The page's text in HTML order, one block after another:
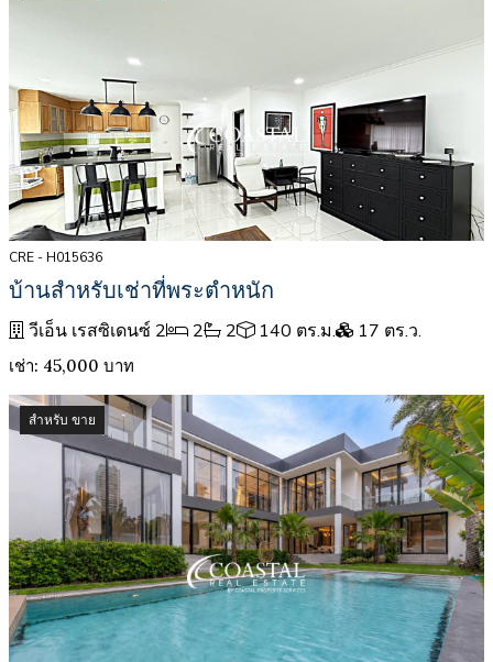
CRE - H015636
บ้านสำหรับเช่าที่พระตำหนัก
วีเอ็น เรสซิเดนซ์ 2 2 2 140 ตร.ม. 17 ตร.ว.
เช่า: 45,000 บาท
สำหรับ ขาย